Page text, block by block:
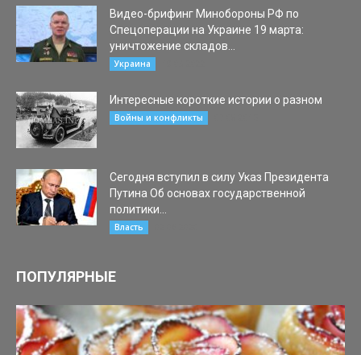
Видео-брифинг Минобороны РФ по
Спецоперации на Украине 19 марта:
уничтожение складов...
Украина
Интересные короткие истории о разном
Войны и конфликты
Сегодня вступил в силу Указ Президента
Путина Об основах государственной
политики...
Власть
ПОПУЛЯРНЫЕ